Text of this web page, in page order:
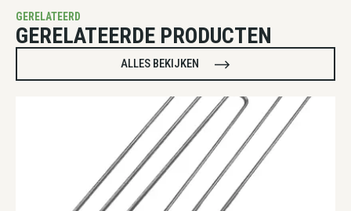
GERELATEERD
GERELATEERDE PRODUCTEN
ALLES BEKIJKEN